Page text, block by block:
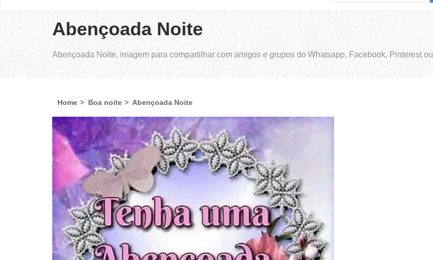
Abençoada Noite
Abençoada Noite, imagem para compartilhar com amigos e grupos do Whatsapp, Facebook, Pinterest
Home Boa noite Abençoada Noite